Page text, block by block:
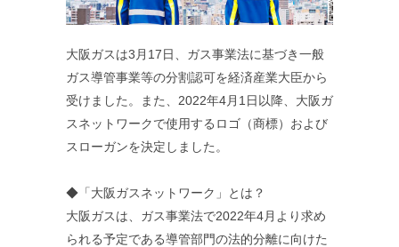
大阪ガスは3月17日、ガス事業法に基づき一般
ガス導管事業等の分割認可を経済産業大臣から
受けました。また、2022年4月1日以降、大阪ガ
スネットワークで使用するロゴ（商標）および
スローガンを決定しました。
◆「大阪ガスネットワーク」とは？
大阪ガスは、ガス事業法で2022年4月より求め
られる予定である導管部門の法的分離に向けた